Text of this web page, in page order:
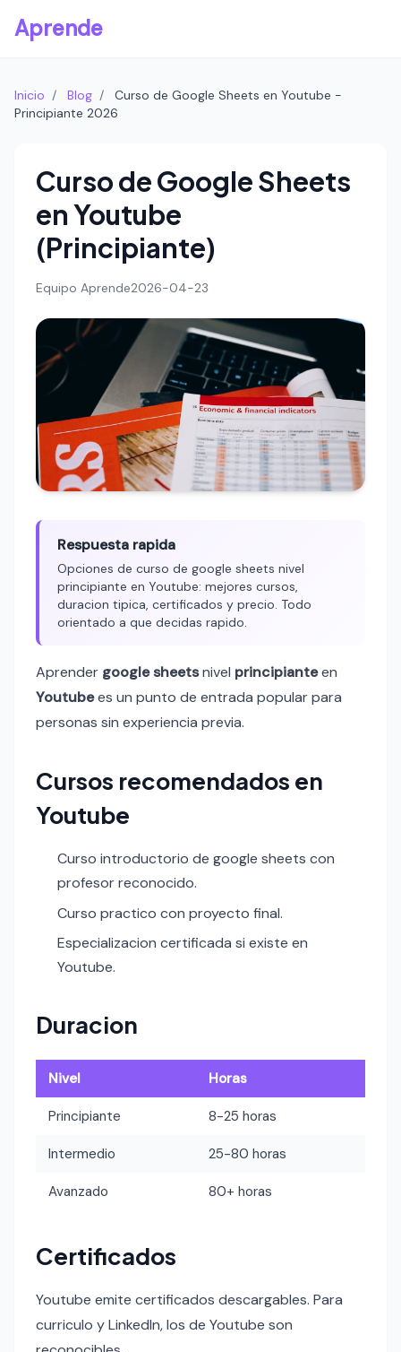
Aprende
Inicio / Blog /
Curso de Google Sheets en Youtube -
Principiante 2026
Curso de Google Sheets
en Youtube
(Principiante)
Equipo Aprende2026-04-23
Respuesta rapida
Opciones de curso de google sheets nivel
principiante en Youtube: mejores cursos,
duracion tipica, certificados y precio. Todo
orientado a que decidas rapido.
Aprender google sheetsnivel principianteen
Youtubees un punto de entrada popular para
personas sin experiencia previa.
Cursos recomendados en
Youtube
Curso introductorio de google sheets con
profesor reconocido.
Curso practico con proyecto final.
Especializacion certificada si existe en
Youtube.
Duracion
Nivel Horas
Principiante 8-25 horas
Intermedio 25-80 horas
Avanzado 80+ horas
Certificados
Youtube emite certificados descargables. Para
curriculo y LinkedIn, los de Youtube son